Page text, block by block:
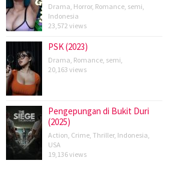
Drama, Horror, Romance, semi,
Indonesia
23,572 views
PSK (2023)
Drama, Romance, semi,
20,163 views
Pengepungan di Bukit Duri
(2025)
Action, Crime, Thriller, Indonesia,
USA
19,136 views